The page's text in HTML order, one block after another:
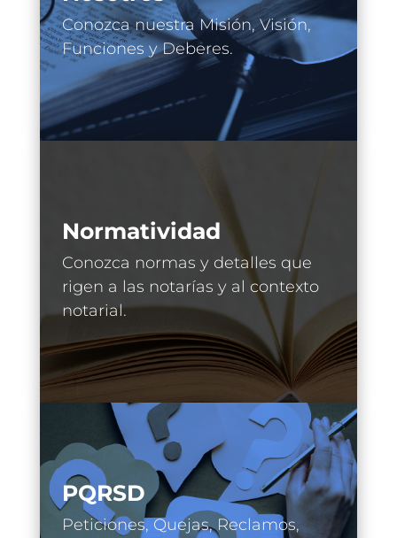
Conozca nuestra Misión, Visión,
Funciones y Deberes.
Normatividad
Conozca normas y detalles que
rigen a las notarías y al contexto
notarial.
PQRSD
Peticiones, Quejas, Reclamos,